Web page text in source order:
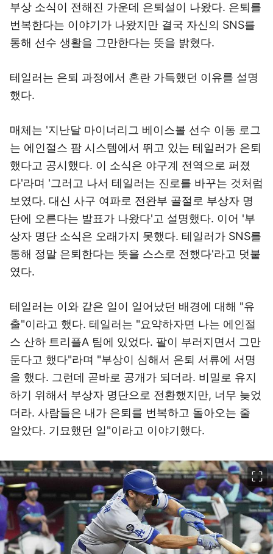
부상 소식이 전해진 가운데 은퇴설이 나왔다. 은퇴를
번복한다는 이야기가 나왔지만 결국 자신의 SNS를
통해 선수 생활을 그만한다는 뜻을 밝혔다.
테일러는 은퇴 과정에서 혼란 가득했던 이유를 설명
했다.
매체는 '지난달 마이너리그 베이스볼 선수 이동 로그
는 에인절스 팜 시스템에서 뛰고 있는 테일러가 은퇴
했다고 공시했다. 이 소식은 야구계 전역으로 퍼졌
다'라며 '그러고 나서 테일러는 진로를 바꾸는 것처럼
보였다. 대신 사구 여파로 전완부 골절로 부상자 명
단에 오른다는 발표가 나왔다'고 설명했다. 이어 '부
상자 명단 소식은 오래가지 못했다. 테일러가 SNS를
통해 정말 은퇴한다는 뜻을 스스로 전했다'라고 덧붙
였다.
테일러는 이와 같은 일이 일어났던 배경에 대해 "유
출"이라고 했다. 테일러는 "요약하자면 나는 에인절
스 산하 트리플A 팀에 있었다. 팔이 부러지면서 그만
둔다고 했다"라며 "부상이 심해서 은퇴 서류에 서명
을 했다. 그런데 곧바로 공개가 되더라. 비밀로 유지
하기 위해서 부상자 명단으로 전환했지만, 너무 늦었
더라. 사람들은 내가 은퇴를 번복하고 돌아오는 줄
알았다. 기묘했던 일"이라고 이야기했다.